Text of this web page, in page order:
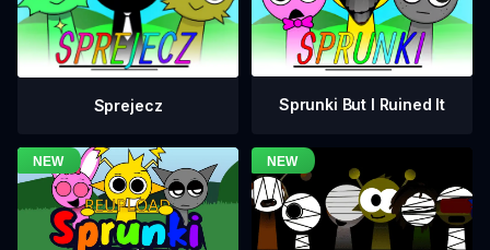
Sprejecz Sprunki But I Ruined It